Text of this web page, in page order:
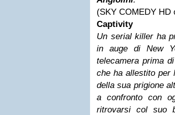
(SKY COMEDY HD
Captivity
Un serial killer ha
in auge di New
telecamera prima
che ha allestito per
della sua prigione
a confronto con
ritrovarsi col suo